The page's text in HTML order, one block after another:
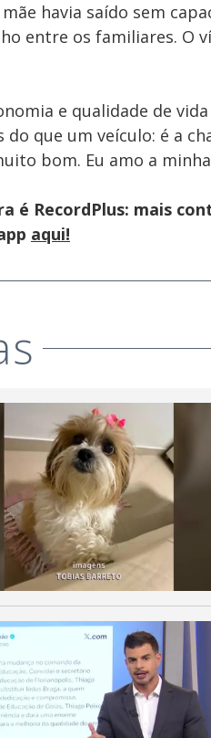
havia saído sem
entre os familiares. O
e qualidade de
do que um veículo: é a
bom. Eu amo a
é RecordPlus: mais
aqui!